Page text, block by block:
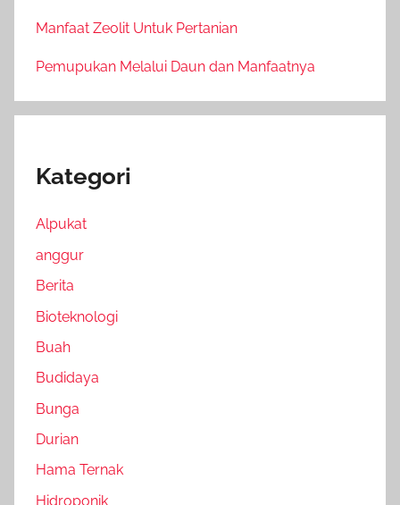
Manfaat Zeolit Untuk Pertanian
Pemupukan Melalui Daun dan Manfaatnya
Kategori
Alpukat
anggur
Berita
Bioteknologi
Buah
Budidaya
Bunga
Durian
Hama Ternak
Hidroponik